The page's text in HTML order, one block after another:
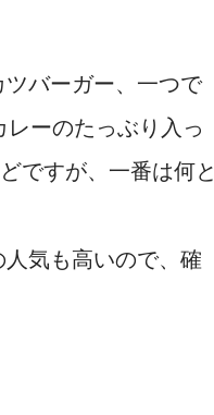
バーガー、一つで
ーのたっぶり入っ
ですが、一番は何と
気も高いので、確